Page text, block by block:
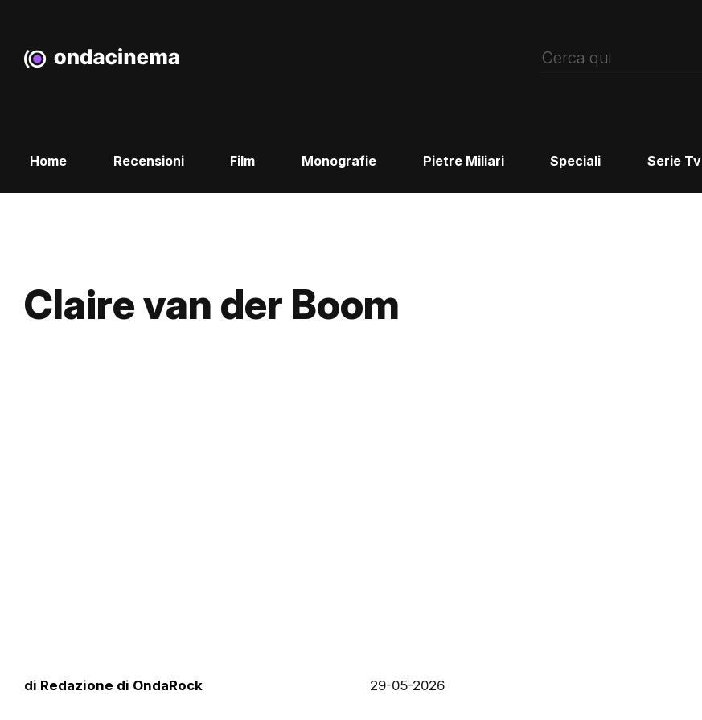
Home Recensioni Film Monografie Pietre Miliari Speciali Serie Tv
Claire van der Boom
di Redazione di OndaRock 29-05-2026